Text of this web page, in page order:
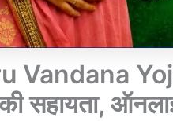
Vandana
सहायता,